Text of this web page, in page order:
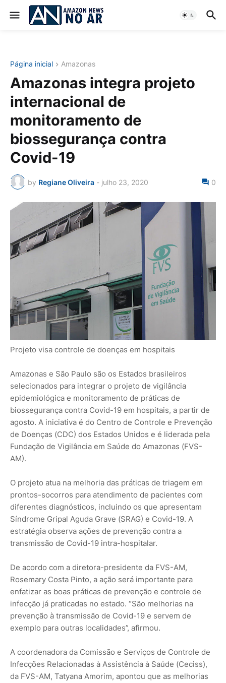
Página inicial Amazonas
Amazonas integra projeto
internacional de
monitoramento de
biossegurança contra
Covid-19
by Regiane Oliveira - julho 23, 2020 0
Projeto visa controle de doenças em hospitais
Amazonas e São Paulo são os Estados brasileiros
selecionados para integrar o projeto de vigilância
epidemiológica e monitoramento de práticas de
biossegurança contra Covid-19 em hospitais, a partir de
agosto. A iniciativa é do Centro de Controle e Prevenção
de Doenças (CDC) dos Estados Unidos e é liderada pela
Fundação de Vigilância em Saúde do Amazonas (FVS-
AM).
O projeto atua na melhoria das práticas de triagem em
prontos-socorros para atendimento de pacientes com
diferentes diagnósticos, incluindo os que apresentam
Síndrome Gripal Aguda Grave (SRAG) e Covid-19. A
estratégia observa ações de prevenção contra a
transmissão de Covid-19 intra-hospitalar.
De acordo com a diretora-presidente da FVS-AM,
Rosemary Costa Pinto, a ação será importante para
enfatizar as boas práticas de prevenção e controle de
infecção já praticadas no estado. “São melhorias na
prevenção à transmissão de Covid-19 e servem de
exemplo para outras localidades”, afirmou.
A coordenadora da Comissão e Serviços de Controle de
Infecções Relacionadas à Assistência à Saúde (Ceciss),
da FVS-AM, Tatyana Amorim, apontou que as melhorias